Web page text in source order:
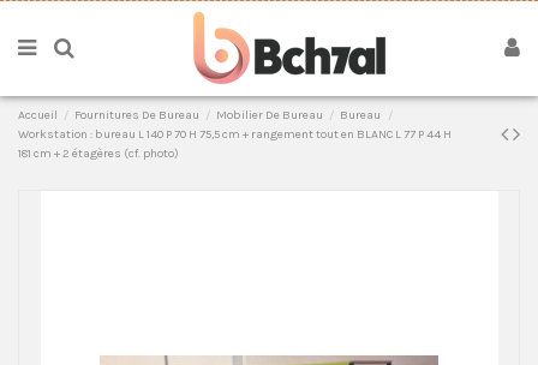
Accueil Fournitures De Bureau Mobilier De Bureau
Bureau
Workstation : bureau L 140 P 70 H 75,5 cm + rangement tout en BLANC L 77 P 44 H
181 cm + 2 étagères (cf. photo)